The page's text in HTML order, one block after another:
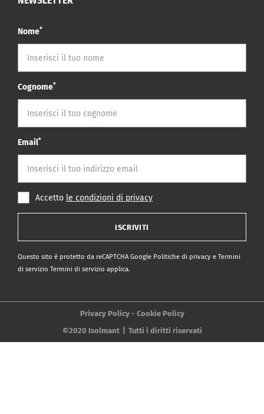
Nome*
Cognome*
Email*
Accetto le condizioni di privacy
ISCRIVITI
Questo sito è protetto da reCAPTCHA Google Politiche di privacy e Termini
di servizio Termini di servizio applica.
Privacy Policy
Cookie Policy
©2020 Isolmant
Tutti i diritti riservati